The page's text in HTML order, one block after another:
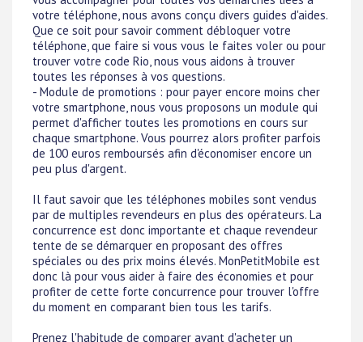
votre téléphone, nous avons conçu divers guides d'aides.
Que ce soit pour savoir comment débloquer votre
téléphone, que faire si vous vous le faites voler ou pour
trouver votre code Rio, nous vous aidons à trouver
toutes les réponses à vos questions.
- Module de promotions : pour payer encore moins cher
votre smartphone, nous vous proposons un module qui
permet d'afficher toutes les promotions en cours sur
chaque smartphone. Vous pourrez alors profiter parfois
de 100 euros remboursés afin d'économiser encore un
peu plus d'argent.
Il faut savoir que les téléphones mobiles sont vendus
par de multiples revendeurs en plus des opérateurs. La
concurrence est donc importante et chaque revendeur
tente de se démarquer en proposant des offres
spéciales ou des prix moins élevés. MonPetitMobile est
donc là pour vous aider à faire des économies et pour
profiter de cette forte concurrence pour trouver l'offre
du moment en comparant bien tous les tarifs.
Prenez l'habitude de comparer avant d'acheter un